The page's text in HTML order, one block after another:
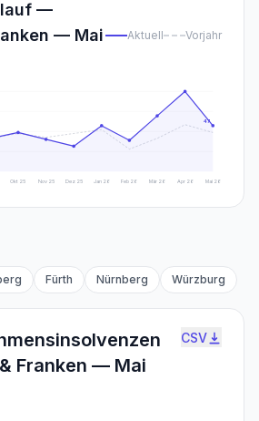
—
— Mai
Aktuell Vorjahr
Okt 25 Nov 25 Dez 25 Jan 26 Feb 26 Mär 26 Apr 26 Mai 26
47
Fürth Nürnberg Würzburg
Franken — Mai
CSV